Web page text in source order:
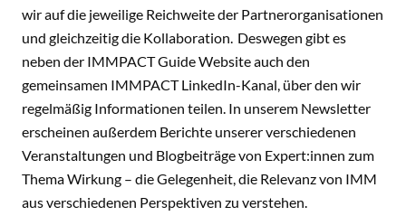
wir auf die jeweilige Reichweite der Partnerorganisationen
und gleichzeitig die Kollaboration. Deswegen gibt es
neben der IMMPACT Guide Website auch den
gemeinsamen IMMPACT LinkedIn-Kanal, über den wir
regelmäßig Informationen teilen. In unserem Newsletter
erscheinen außerdem Berichte unserer verschiedenen
Veranstaltungen und Blogbeiträge von Expert:innen zum
Thema Wirkung – die Gelegenheit, die Relevanz von IMM
aus verschiedenen Perspektiven zu verstehen.